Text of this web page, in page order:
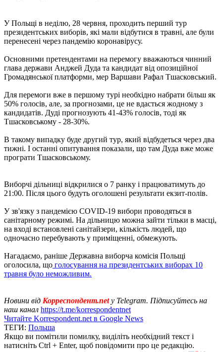
У Польщі в неділю, 28 червня, проходить перший тур
президентських виборів, які мали відбутися в травні, але були
перенесені через пандемію коронавірусу.
Основними претендентами на перемогу вважаються чинний
глава держави Анджей Дуда та кандидат від опозиційної
Громадянської платформи, мер Варшави Рафал Тшасковський.
Для перемоги вже в першому турі необхідно набрати більш як
50% голосів, але, за прогнозами, це не вдасться жодному з
кандидатів. Дуді прогнозують 41-43% голосів, тоді як
Тшасковському - 28-30%.
В такому випадку буде другий тур, який відбудеться через два
тижні. І останні опитування показали, що там Дуда вже може
програти Тшасковському.
Виборчі дільниці відкрилися о 7 ранку і працюватимуть до
21:00. Після цього будуть оголошені результати екзит-полів.
У зв'язку з пандемією COVID-19 вибори проводяться в
санітарному режимі. На дільницю можна зайти тільки в масці,
на вході встановлені санітайзери, кількість людей, що
одночасно перебувають у приміщенні, обмежують.
Нагадаємо, раніше Державна виборча комісія Польщі
оголосила, що голосування на президентських виборах 10
травня було неможливим.
Новини від Корреспондент.net у Telegram. Підписуйтесь на
наш канал https://t.me/korrespondentnet
Читайте Korrespondent.net в Google News
ТЕГИ: Польша
Якщо ви помітили помилку, виділіть необхідний текст і
натисніть Ctrl + Enter, щоб повідомити про це редакцію.